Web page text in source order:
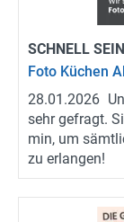
SCHNELL
Foto Kü­chen
28.01.2026
sehr ge­fragt.
min, um
zu er­lan­gen!